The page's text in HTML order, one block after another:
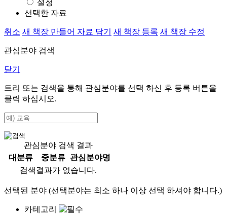
설정
선택한 자료
취소 새 책장 만들어 자료 담기 새 책장 등록 새 책장 수정
관심분야 검색
닫기
트리 또는 검색을 통해 관심분야를 선택 하신 후 등록 버튼을
클릭 하십시오.
관심분야 검색 결과
대분류
중분류
관심분야명
검색결과가 없습니다.
선택된 분야 (선택분야는 최소 하나 이상 선택 하셔야 합니다.)
카테고리